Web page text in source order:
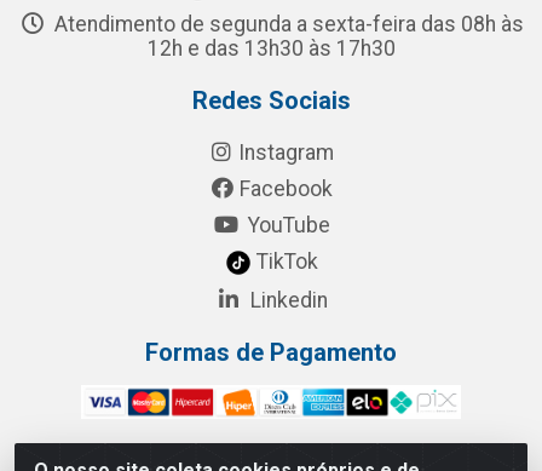
Atendimento de segunda a sexta-feira das 08h às
12h e das 13h30 às 17h30
Redes Sociais
Instagram
Facebook
YouTube
TikTok
Linkedin
Formas de Pagamento